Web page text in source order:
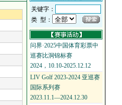
关键字：
类 型：
问界·2025中国体育彩票中
巡赛比洞锦标赛
2024，10.10-2025.12.12
LIV Golf 2023-2024 亚巡赛
国际系列赛
2023.11.1—2024.12.30